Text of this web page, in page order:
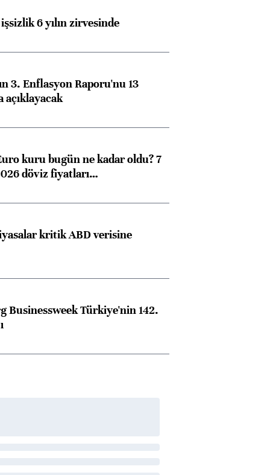
6 yılın zirvesinde
3. Enflasyon Raporu'nu 13
açıklayacak
kuru bugün ne kadar oldu? 7
döviz fiyatları…
kritik ABD verisine
Businessweek Türkiye'nin 142.